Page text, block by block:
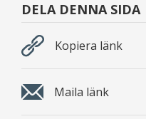
DELA DENNA SIDA
Kopiera länk
Maila länk